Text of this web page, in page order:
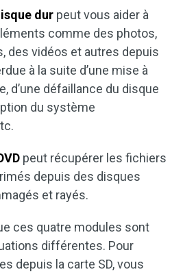
dur peut vous aider à
comme des photos,
des vidéos et autres depuis
à la suite d’une mise à
d’une défaillance du disque
du système
peut récupérer les fichiers
depuis des disques
et rayés.
ces quatre modules sont
différentes. Pour
depuis la carte SD, vous